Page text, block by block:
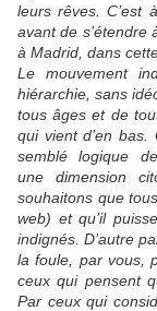
leurs rêves. C’est
avant de s’étendre
à Madrid, dans
Le mouvement
hiérarchie, sans
tous âges et de
qui vient d’en bas.
semblé logique
une dimension
souhaitons que
web) et qu’il
indignés. D’autre
la foule, par vous,
ceux qui pensent
Par ceux qui